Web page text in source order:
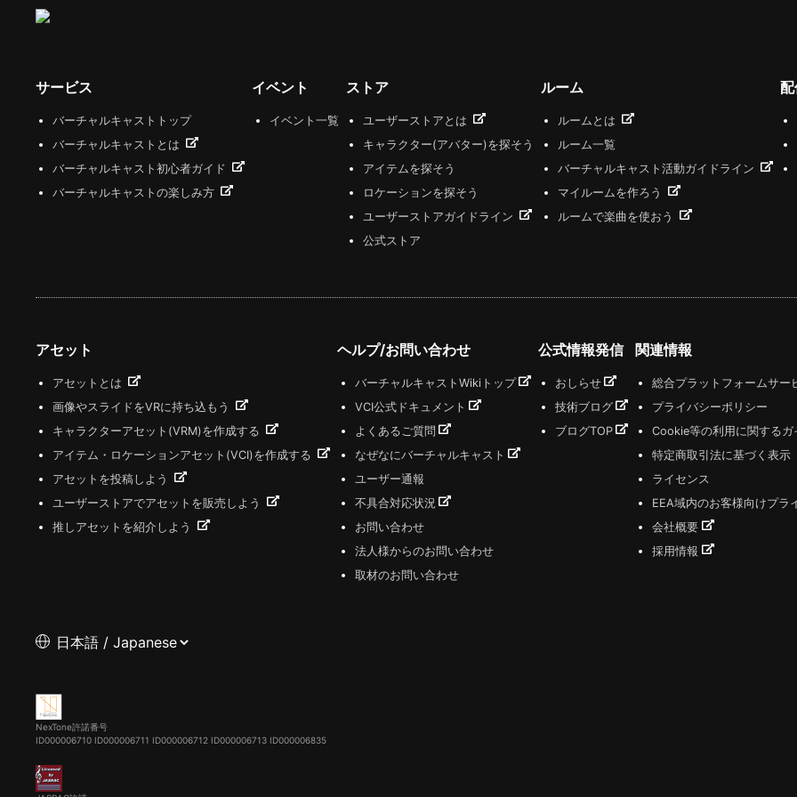
サービス
バーチャルキャストトップ
バーチャルキャストとは
バーチャルキャスト初心者ガイド
バーチャルキャストの楽しみ方
イベント
イベント一覧
ストア
ユーザーストアとは
キャラクター(アバター)を探そう
アイテムを探そう
ロケーションを探そう
ユーザーストアガイドライン
公式ストア
ルーム
ルームとは
ルーム一覧
バーチャルキャスト活動ガイドライン
マイルームを作ろう
ルームで楽曲を使おう
アセット
アセットとは
画像やスライドをVRに持ち込もう
キャラクターアセット(VRM)を作成する
アイテム・ロケーションアセット(VCI)を作成する
アセットを投稿しよう
ユーザーストアでアセットを販売しよう
推しアセットを紹介しよう
ヘルプ/お問い合わせ
バーチャルキャストWikiトップ
VCI公式ドキュメント
よくあるご質問
なぜなにバーチャルキャスト
ユーザー通報
不具合対応状況
お問い合わせ
法人様からのお問い合わせ
取材のお問い合わせ
公式情報発信
おしらせ
技術ブログ
ブログTOP
関連情報
総合プラットフォームサー
プライバシーポリシー
Cookie等の利用に関するガ
特定商取引法に基づく表示
ライセンス
EEA域内のお客様向けプラ
会社概要
採用情報
NexTone許諾番号
ID000006710 ID000006711 ID000006712 ID000006713 ID000006835